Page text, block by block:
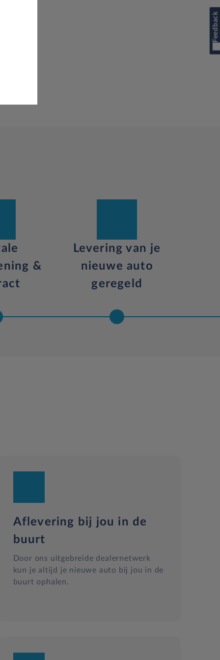
&
Levering van je
nieuwe auto
geregeld
Aflevering bij jou in de
buurt
Door ons uitgebreide dealernetwerk
kun je altijd je nieuwe auto bij jou in de
buurt ophalen.
Feedback